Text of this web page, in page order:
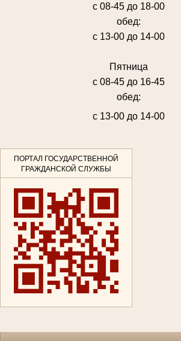
с 08-45 до 18-00
обед:
с 13-00 до 14-00
Пятница
с 08-45 до 16-45
обед:
с 13-00 до 14-00
ПОРТАЛ ГОСУДАРСТВЕННОЙ
ГРАЖДАНСКОЙ СЛУЖБЫ